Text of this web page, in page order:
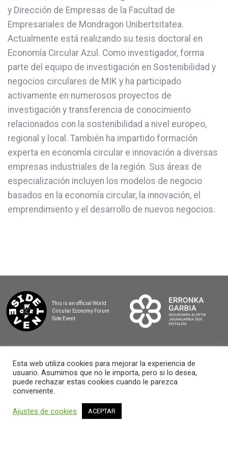
y Dirección de Empresas de la Facultad de
Empresariales de Mondragon Unibertsitatea.
Actualmente está realizando su tesis doctoral en
Economía Circular Azul. Como investigador, forma
parte del equipo de investigación en Sostenibilidad y
negocios circulares de MIK y ha participado
activamente en numerosos proyectos de
investigación y transferencia de conocimiento
relacionados con la sostenibilidad a nivel europeo,
regional y local. También ha impartido formación
experta en economía circular e innovación a diversas
empresas industriales de la región. Sus áreas de
especialización incluyen los modelos de negocio
basados en la economía circular, la innovación, el
emprendimiento y el desarrollo de nuevos negocios.
This is an official World
Circular Economy Forum
Side Event
2025 BASQUE CIRCULAR SUMMIT
Esta web utiliza cookies para mejorar la experiencia de
usuario. Asumimos que no le importa, pero si lo desea,
puede rechazar estas cookies cuando le parezca
conveniente.
Ajustes de cookies ACEPTAR